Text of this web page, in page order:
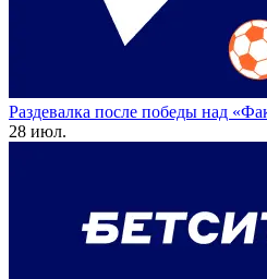
Раздевалка после победы над
28 июл.